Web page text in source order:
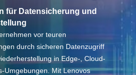
für Datensicherung und
vor teuren
durch sicheren Datenzugriff
in Edge-, Cloud-
Umgebungen. Mit Lenovos